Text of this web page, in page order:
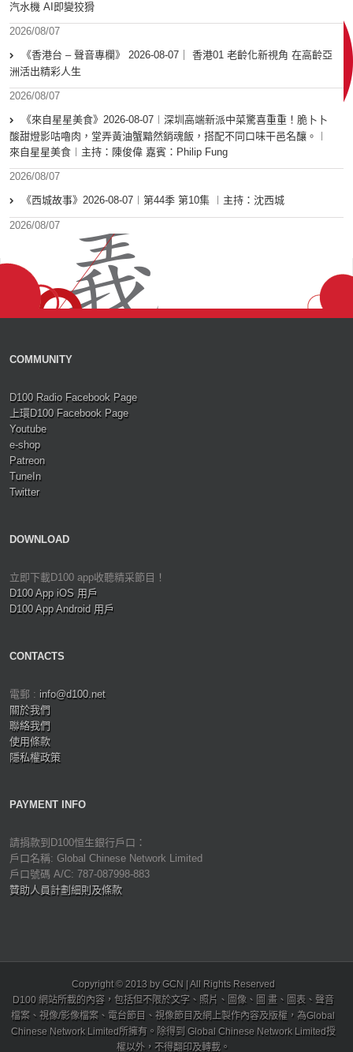
汽水機 AI即變狡猾
2026/08/07
《香港台 – 聲音專欄》 2026-08-07｜ 香港01 老齡化新視角 在高齡亞
洲活出精彩人生
2026/08/07
《來自星星美食》2026-08-07︱深圳高端新派中菜驚喜重重！脆卜卜
酸甜燈影咕嚕肉，堂弄黃油蟹黯然銷魂飯，搭配不同口味干邑名釀。︱
來自星星美食︱主持：陳俊偉 嘉賓：Philip Fung
2026/08/07
《西城故事》2026-08-07︱第44季 第10集 ︱主持：沈西城
2026/08/07
COMMUNITY
D100 Radio Facebook Page
上環D100 Facebook Page
Youtube
e-shop
Patreon
TuneIn
Twitter
DOWNLOAD
立即下載D100 app收聽精采節目！
D100 App iOS 用戶
D100 App Android 用戶
CONTACTS
電郵 : info@d100.net
關於我們
聯絡我們
使用條款
隱私權政策
PAYMENT INFO
請捐款到D100恒生銀行戶口：
戶口名稱: Global Chinese Network Limited
戶口號碼 A/C: 787-087998-883
贊助人員計劃細則及條款
Copyright © 2013 by GCN | All Rights Reserved
D100 網站所載的內容，包括但不限於文字、照片、圖像、圖 畫、圖表、聲音
檔案、視像/影像檔案、電台節目、視像節目及網上製作內容及版權，為Global
Chinese Network Limited所擁有。除得到 Global Chinese Network Limited授
權以外，不得翻印及轉載。